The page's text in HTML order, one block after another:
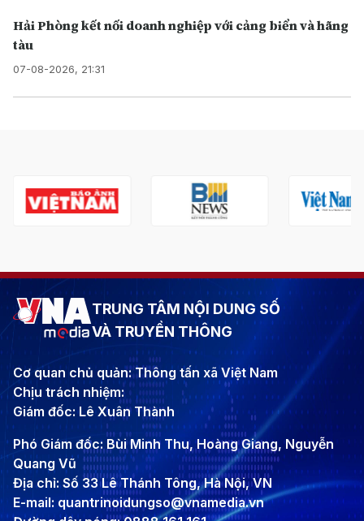
Hải Phòng kết nối doanh nghiệp với cảng biển và hãng
tàu
07-08-2026, 21:31
TRUNG TÂM NỘI DUNG SỐ
VÀ TRUYỀN THÔNG
Cơ quan chủ quản: Thông tấn xã Việt Nam
Chịu trách nhiệm:
Giám đốc: Lê Xuân Thành
Phó Giám đốc: Bùi Minh Thu, Hoàng Giang, Nguyễn
Quang Vũ
Địa chỉ: Số 33 Lê Thánh Tông, Hà Nội, VN
E-mail: quantrinoidungso@vnamedia.vn